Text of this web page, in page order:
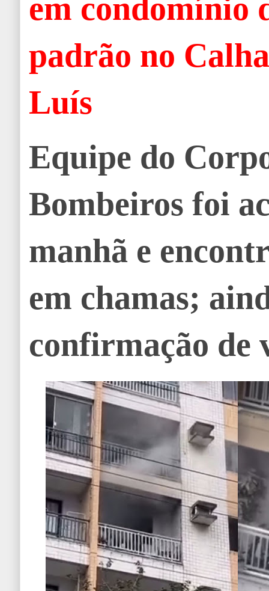
em condomínio
padrão no
Luís
Equipe do
Bombeiros foi
manhã e
em chamas;
confirmação de